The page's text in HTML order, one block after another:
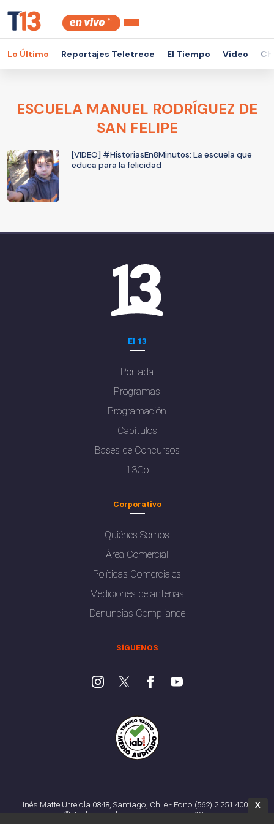
Lo Último Reportajes Teletrece El Tiempo Video
ESCUELA MANUEL RODRÍGUEZ DE
SAN FELIPE
[VIDEO] #HistoriasEn8Minutos: La escuela que
educa para la felicidad
El 13
Portada
Programas
Programación
Capítulos
Bases de Concursos
13Go
Corporativo
Quiénes Somos
Área Comercial
Políticas Comerciales
Mediciones de antenas
Denuncias Compliance
SÍGUENOS
Inés Matte Urrejola 0848, Santiago, Chile - Fono (562) 2 251 4000
© Todos los derechos reservados. 13.cl
X